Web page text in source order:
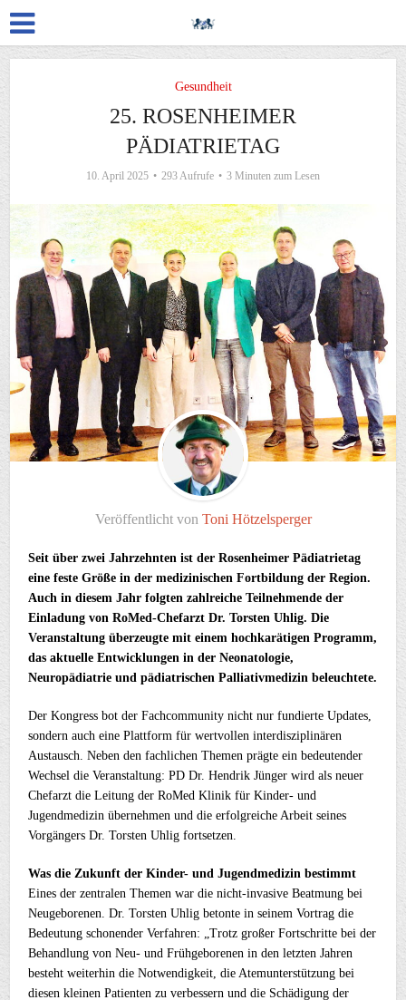
Gesundheit
25. ROSENHEIMER
PÄDIATRIETAG
10. April 2025 293 Aufrufe 3 Minuten zum Lesen
Veröffentlicht von Toni Hötzelsperger
Seit über zwei Jahrzehnten ist der Rosenheimer Pädiatrietag
eine feste Größe in der medizinischen Fortbildung der Region.
Auch in diesem Jahr folgten zahlreicheTeilnehmende der
Einladung von RoMed-Chefarzt Dr. Torsten Uhlig. Die
Veranstaltung überzeugte mit einem hochkarätigen Programm,
das aktuelle Entwicklungen in der Neonatologie,
Neuropädiatrie und pädiatrischen Palliativmedizin beleuchtete.
Der Kongress bot der Fachcommunity nicht nur fundierte Updates,
sondern auch eine Plattform für wertvollen interdisziplinären
Austausch. Neben den fachlichen Themen prägte ein bedeutender
Wechsel die Veranstaltung: PD Dr. Hendrik Jünger wird als neuer
Chefarzt die Leitung der RoMed Klinik für Kinder- und
Jugendmedizin übernehmen und die erfolgreiche Arbeit seines
Vorgängers Dr. Torsten Uhlig fortsetzen.
Was die Zukunft der Kinder- und Jugendmedizin bestimmt
Eines der zentralen Themen war die nicht-invasive Beatmung bei
Neugeborenen. Dr. Torsten Uhlig betonte in seinem Vortrag die
Bedeutung schonender Verfahren: „Trotz großer Fortschritte bei der
Behandlung von Neu- und Frühgeborenen in den letzten Jahren
besteht weiterhin die Notwendigkeit, die Atemunterstützung bei
diesen kleinen Patienten zu verbessern und die Schädigung der